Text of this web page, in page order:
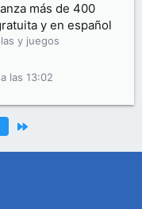
más de 400
y en español
y juegos
las 13:02